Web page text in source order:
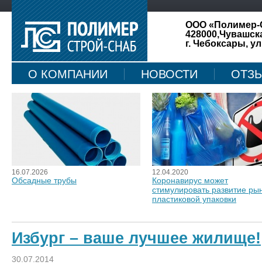
ООО «Полимер-
г. Чебоксары,
О КОМПАНИИ НОВОСТИ
КАРТА САЙТА
16.07.2026
Обсадные трубы
12.04.2020
Коронавирус может
стимулировать развитие
пластиковой упаковки
Избург – ваше лучшее жилище!
30.07.2014